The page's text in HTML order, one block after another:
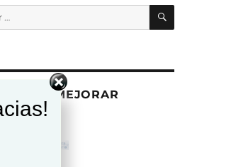
BUSCAR
A MEJORAR